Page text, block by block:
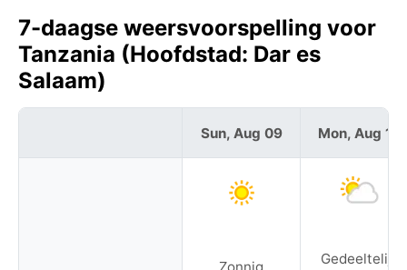
7-daagse weersvoorspelling voor
Tanzania (Hoofdstad: Dar es
Salaam)
Sun, Aug 09 Mon, Aug 10
Gedeeltelijk